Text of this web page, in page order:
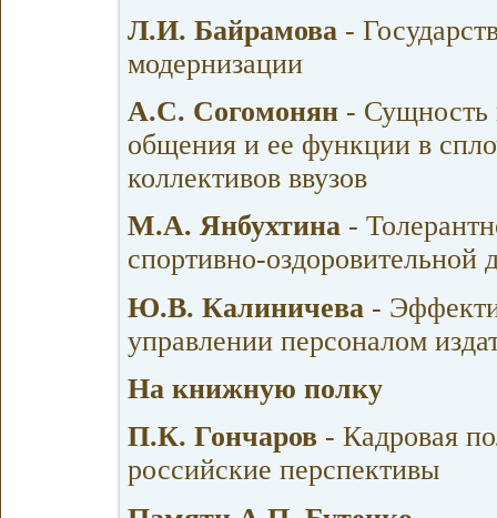
Л.И. Байрамова -
модернизации
А.С. Согомонян - Сущность
общения и ее функции в
коллективов ввузов
М.А. Янбухтина -
спортивно-оздоровительной
Ю.В. Калиничева -
управлении персоналом
На книжную полку
П.К. Гончаров - Кадровая
российские перспективы